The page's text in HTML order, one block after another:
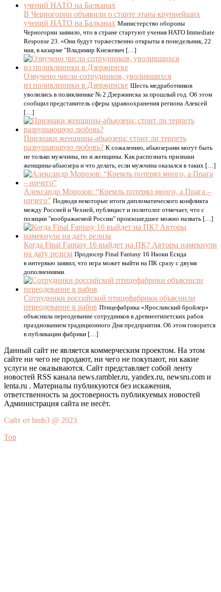
В Черногории объявили о старте этапа крупнейших
учений НАТО на Балканах Министерство обороны
Черногории заявило, что в стране стартуют учения НАТО Immediate
Response 23. «Они будут торжественно открыты в понедельник, 22
мая, в казарме "Владимир Кнежевич […]
Озвучено число сотрудников, уволившихся
из поликлиники в Дзержинске Шесть медработников
уволились в поликлинике № 2 Дзержинска за прошлый год. Об этом
сообщил представитель сферы здравоохранения региона Алексей
[…]
Признаки женщины-абьюзера: стоит ли терпеть
разрушающую любовь? К сожалению, абьюзерами могут быть
не только мужчины, но и женщины. Как распознать признаки
женщины-абьюзера и что делать, если мужчина оказался в таких […]
Александр Морозов: “Кремль потерял много, а Прага –
ничего” Подводя некоторые итоги дипломатического конфликта
между Россией и Чехией, публицист и политолог отмечает, что с
позиции "воображаемой России" произошедшее можно назвать […]
Когда Final Fantasy 16 выйдет на ПК? Авторы намекнули
на дату релиза Продюсер Final Fantasy 16 Наоки Есида
в интервью заявил, что игра может выйти на ПК сразу с двумя
дополнениями.
Сотрудники российской птицефабрики объяснили
переодевание в рабов Птицефабрика «Ярославский бройлер»
объяснила переодевание сотрудников в древнеегипетских рабов
празднованием традиционного Дня предприятия. Об этом говорится
в публикации фабрики […]
Данный сайт не является коммерческим проектом. На этом
сайте ни чего не продают, ни чего не покупают, ни какие
услуги не оказываются. Сайт представляет собой ленту
новостей RSS канала news.rambler.ru, yandex.ru, newsru.com и
lenta.ru . Материалы публикуются без искажения,
ответственность за достоверность публикуемых новостей
Администрация сайта не несёт.
Сайт от bmb3 @ 2023
Top